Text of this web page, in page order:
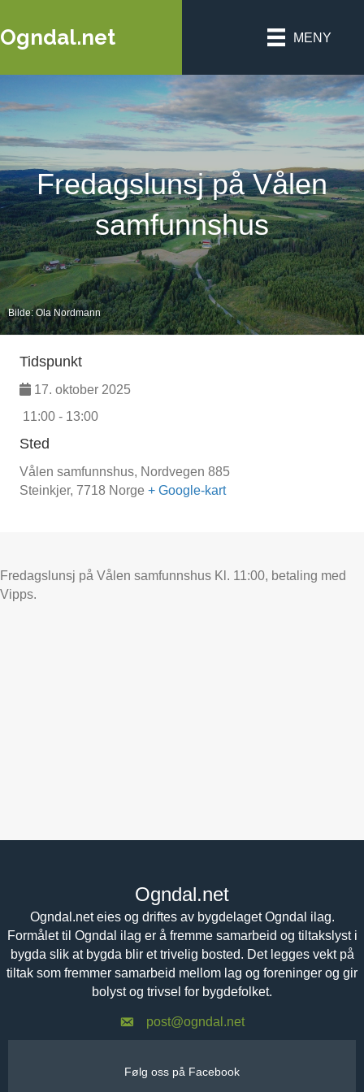
Ogndal.net MENY
Fredagslunsj på Vålen
samfunnshus
Bilde: Ola Nordmann
Tidspunkt
17. oktober 2025
11:00 - 13:00
Sted
Vålen samfunnshus, Nordvegen 885
Steinkjer, 7718 Norge + Google-kart
Fredagslunsj på Vålen samfunnshus Kl. 11:00, betaling med
Vipps.
Ogndal.net
Ogndal.net eies og driftes av bygdelaget Ogndal ilag.
Formålet til Ogndal ilag er å fremme samarbeid og tiltakslyst i
bygda slik at bygda blir et trivelig bosted. Det legges vekt på
tiltak som fremmer samarbeid mellom lag og foreninger og gir
bolyst og trivsel for bygdefolket.
post@ogndal.net
Følg oss på Facebook